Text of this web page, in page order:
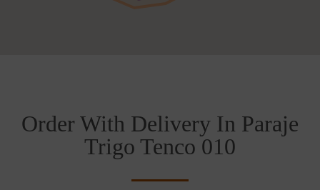
Order With Delivery In Paraje
Trigo Tenco 010